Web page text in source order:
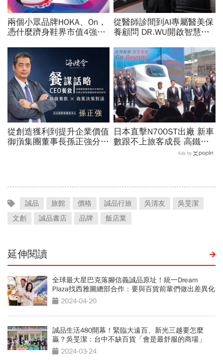
兩個小眾品牌HOKA、On，
憑什麼躋身鞋界市值4強、
密運動鞋新天王們
從醫師診間到AI專屬醫美保
養顧問 DR.WU開啟智慧養
從創造獲利到提升企業價值
御嵿集團董事長孫正強分享
日本直擊N700ST出廠 新車
數跟不上旅客成長 高鐵遇3
Ads by
誠品 旅館 價格 誠品行旅 吳清友
吳旻潔
文創
誠品書店 品牌 飯店業
延伸閱讀
全球最大星巴克落腳信義誠品原址！統一Dream
Plaza找西雅圖總部合作：要與百貨前輩們做出差異化
2024-04-20
誠品生活480開幕！緊臨大遠百、新光三越要怎麼
贏？吳旻潔：台中不缺百貨「會是最舒服的商場」
2024-03-24